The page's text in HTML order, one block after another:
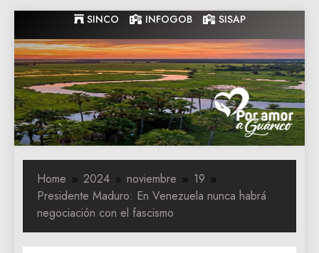
to
content
SINCO INFOGOB SISAP
Gobernacion
de Guarico
Gobernacion de Guarico
Home 2024 noviembre
19
Presidente Maduro: En Venezuela nunca habrá
negociación con el fascismo